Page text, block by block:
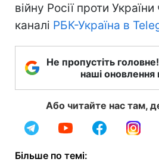
війну Росії проти
каналі РБК-Україна в
Не пропустіть
наші оновлення
Або читайте нас там,
Більше по темі: